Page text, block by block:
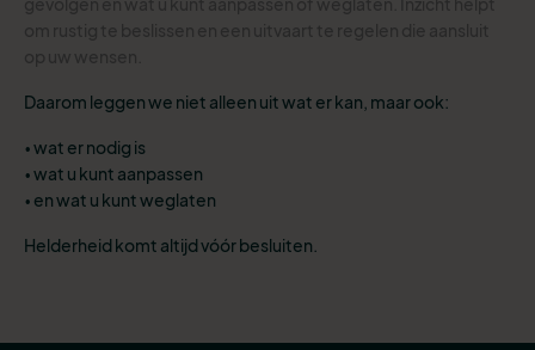
Daarom leggen we niet alleen uit wat er kan, maar ook:
• wat er nodig is
• wat u kunt aanpassen
• en wat u kunt weglaten
Helderheid komt altijd vóór besluiten.